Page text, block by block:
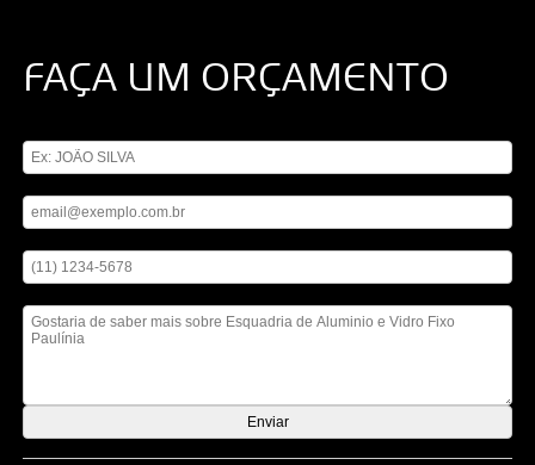
FAÇA UM ORÇAMENTO